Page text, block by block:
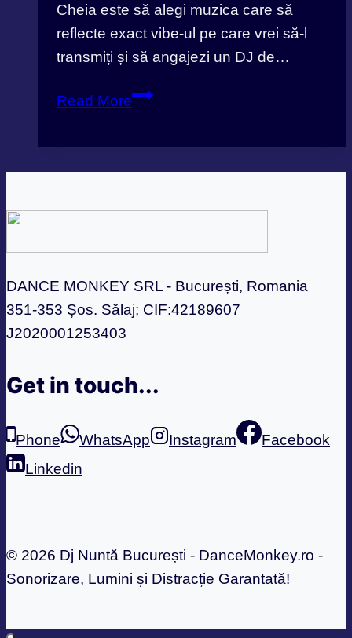
Cheia este să alegi muzica care să
reflecte exact vibe-ul pe care vrei să-l
transmiți și să angajezi un DJ de…
Read MoreDJ
transformi
într-
o
cu
potrivită?
DANCE MONKEY SRL - București, Romania
351-353 Șos. Sălaj; CIF:42189607
J2020001253403
Get in touch...
Phone WhatsApp Instagram
Facebook
Linkedin
© 2026 Dj Nuntă București - DanceMonkey.ro -
Sonorizare, Lumini și Distracție Garantată!